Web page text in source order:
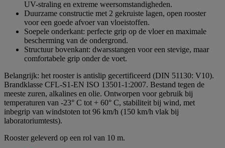
UV-straling en extreme weersomstandigheden.
Duurzame constructie met 2 gekruiste lagen, open rooster
voor een goede afvoer van vloeistoffen.
Soepele onderkant: perfecte grip op de vloer en maximale
bescherming van de ondergrond.
Structuur bovenkant: dwarsstangen voor een stevige, maar
comfortabele grip onder de voet.
Belangrijk: het rooster is antislip gecertificeerd (DIN 51130: V10).
Brandklasse CFL-S1-EN ISO 13501-1:2007. Bestand tegen de
meeste zuren, alkalines en olie. Ontworpen voor gebruik bij
temperaturen van -23° C tot + 60° C, stabiliteit bij wind, met
inbegrip van windstoten tot 96 km/h (150 km/h vlak bij
laboratoriumtests).
Rooster geleverd op een rol van 10 m.